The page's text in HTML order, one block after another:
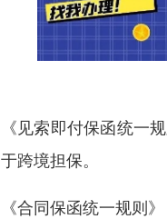
《见索即付保函统一
于跨境担保。
《合同保函统一规则